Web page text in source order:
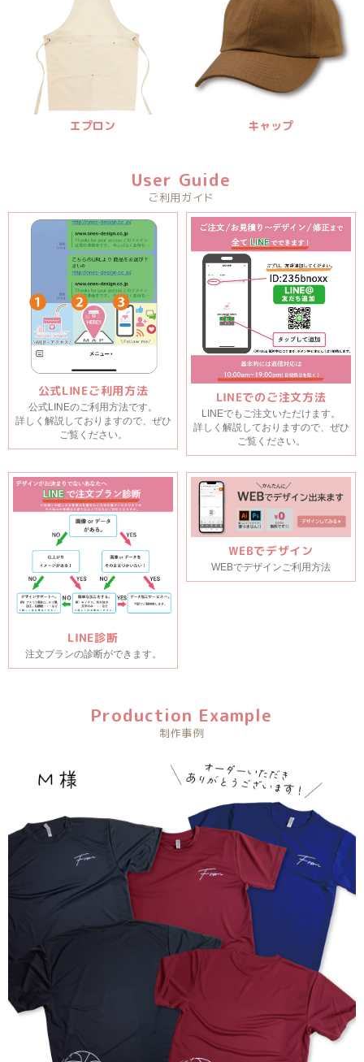
エプロン キャップ
User Guide
ご利用ガイド
公式LINEご利用方法
公式LINEのご利用方法です。
詳しく解説しておりますので、ぜひ
ご覧ください。
LINEでのご注文方法
LINEでもご注文いただけます。
詳しく解説しておりますので、ぜひ
ご覧ください。
LINE診断
注文プランの診断ができます。
WEBでデザイン
WEBでデザインご利用方法
Production Example
制作事例